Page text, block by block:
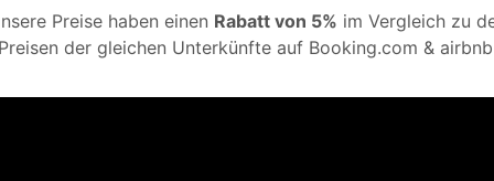
Cookie-Richtlinie Ich akzeptiere
Preise haben einen Rabatt von 5% im Vergleich zu
der gleichen Unterkünfte auf Booking.com &